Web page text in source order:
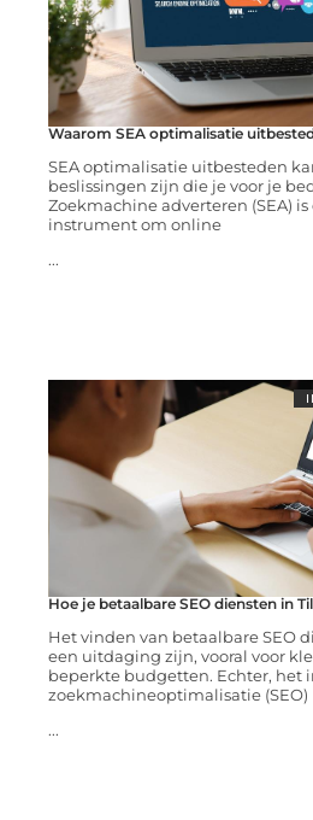
Waarom SEA optimalisatie
SEA optimalisatie uitbesteden
beslissingen zijn die je voor je
Zoekmachine adverteren (SEA)
instrument om online
...
Hoe je betaalbare SEO diensten in
Het vinden van betaalbare SEO
een uitdaging zijn, vooral voor
beperkte budgetten. Echter, het
zoekmachineoptimalisatie (SEO)
...